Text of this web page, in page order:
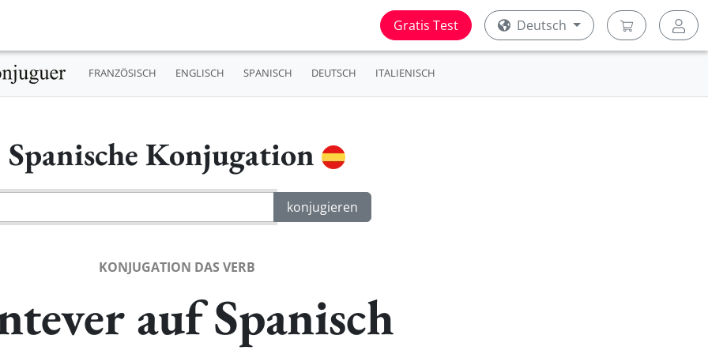
Gratis Test Deutsch
FRANZÖSISCH ENGLISCH SPANISCH DEUTSCH ITALIENISCH
Spanische Konjugation
KONJUGATION DAS VERB
auf Spanisch